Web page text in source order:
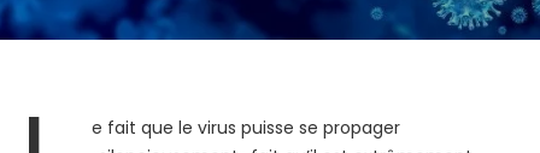
e fait que le virus puisse se propager